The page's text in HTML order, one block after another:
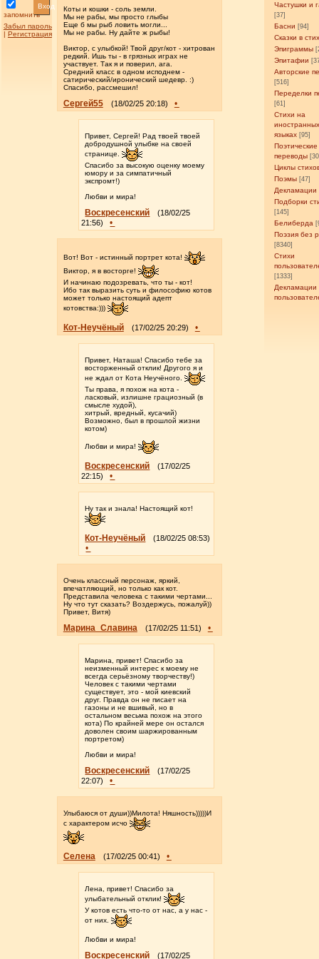
запомнить
Вход
Забыл пароль
| Регистрация
Частушки и
[37]
Басни [94]
Сказки в
Эпиграммы
Эпитафии
Авторские
[516]
Переделки
[61]
Стихи на
языках [95]
Поэтические
переводы
Циклы
Поэмы [47]
Декламации
Подборки
[145]
Белиберда
Поэзия без
[8340]
Стихи
[1333]
Декламации
Коты и кошки - соль земли.
Мы не рабы, мы просто глыбы
Еще б мы рыб ловить могли...
Мы не рабы. Ну дайте ж рыбы!
Виктор, с улыбкой! Твой друг/кот - хитрован
редкий. Ишь ты - в грязных играх не
участвует. Так я и поверил, ага.
Средний класс в одном исподнем -
сатирический/иронический шедевр. :)
Спасибо, рассмешил!
Сергей55 (18/02/25 20:18) •
Привет, Сергей! Рад твоей твоей
добродушной улыбке на своей
странице.
Спасибо за высокую оценку моему
юмору и за симпатичный
экспромт!)
Любви и мира!
Воскресенский
(18/02/25
21:56)
•
Вот! Вот - истинный портрет кота!
Виктор, я в восторге!
И начинаю подозревать, что ты - кот!
Ибо так выразить суть и философию котов
может только настоящий адепт
котовства:)))
Кот-Неучёный (17/02/25 20:29) •
Привет, Наташа! Спасибо тебе за
восторженный отклик! Другого я и
не ждал от Кота Неучёного.
Ты права, я похож на кота -
ласковый, излишне грациозный (в
смысле худой),
хитрый, вредный, кусачий)
Возможно, был в прошлой жизни
котом)
Любви и мира!
Воскресенский
(17/02/25
22:15)
•
Ну так и знала! Настоящий кот!
Кот-Неучёный (18/02/25 08:53)
•
Очень классный персонаж, яркий,
впечатляющий, но только как кот.
Представила человека с такими чертами...
Ну что тут сказать? Воздержусь, пожалуй))
Привет, Витя)
Марина_Славина (17/02/25 11:51) •
Марина, привет! Спасибо за
неизменный интерес к моему не
всегда серьёзному творчеству!)
Человек с такими чертами
существует, это - мой киевский
друг. Правда он не писает на
газоны и не вшивый, но в
остальном весьма похож на этого
кота) По крайней мере он остался
доволен своим шаржированным
портретом)
Любви и мира!
Воскресенский
(17/02/25
22:07)
•
Улыбаюся от души))Милота! Няшность)))))И
с характером исчо
Селена (17/02/25 00:41) •
Лена, привет! Спасибо за
улыбательный отклик!
У котов есть что-то от нас, а у нас -
от них.
Любви и мира!
Воскресенский (17/02/25